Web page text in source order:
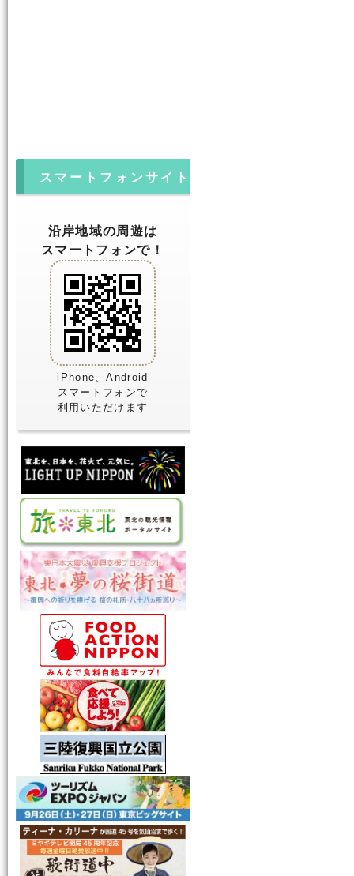
スマートフォンサイト
沿岸地域の周遊は
スマートフォンで！
iPhone、Android
スマートフォンで
利用いただけます